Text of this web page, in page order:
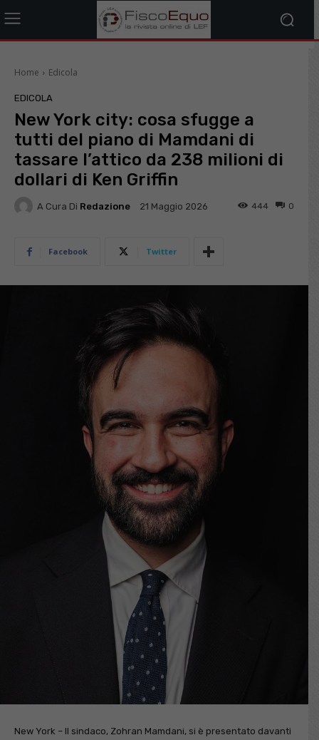
Home Edicola
EDICOLA
New York city: cosa sfugge a
tutti del piano di Mamdani di
tassare l’attico da 238 milioni di
dollari di Ken Griffin
A Cura Di Redazione 21 Maggio 2026 0
444
Facebook Twitter
New York – Il sindaco, Zohran Mamdani, si è presentato davanti